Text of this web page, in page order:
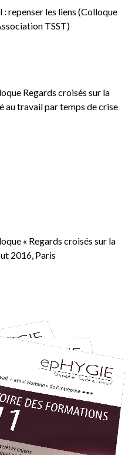
: repenser les liens (Colloque
TSST)
Regards croisés sur la
au travail par temps de crise
« Regards croisés sur la
2016, Paris